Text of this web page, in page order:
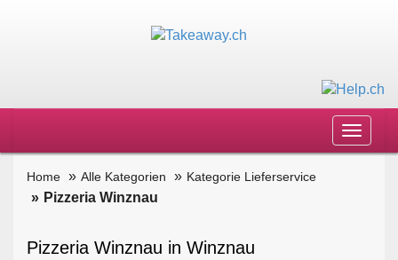
Toggle
Home Alle Kategorien Kategorie Lieferservice
Pizzeria Winznau
Pizzeria Winznau in Winznau